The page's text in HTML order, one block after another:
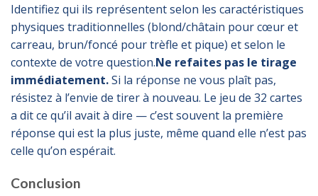
Identifiez qui ils représentent selon les caractéristiques
physiques traditionnelles (blond/châtain pour cœur et
carreau, brun/foncé pour trèfle et pique) et selon le
contexte de votre question.Ne refaites pas le tirage
immédiatement.Si la réponse ne vous plaît pas,
résistez à l’envie de tirer à nouveau. Le jeu de 32 cartes
a dit ce qu’il avait à dire — c’est souvent la première
réponse qui est la plus juste, même quand elle n’est pas
celle qu’on espérait.
Conclusion